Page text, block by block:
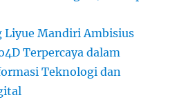
Liyue Mandiri Ambisius
Terpercaya dalam
Teknologi dan